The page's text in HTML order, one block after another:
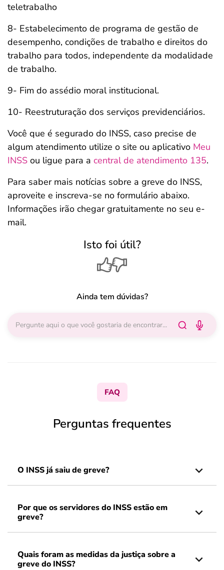
teletrabalho
8- Estabelecimento de programa de gestão de
desempenho, condições de trabalho e direitos do
trabalho para todos, independente da modalidade
de trabalho.
9- Fim do assédio moral institucional.
10- Reestruturação dos serviços previdenciários.
Você que é segurado do INSS, caso precise de
algum atendimento utilize o site ou aplicativo Meu
INSS ou ligue para a central de atendimento 135.
Para saber mais notícias sobre a greve do INSS,
aproveite e inscreva-se no formulário abaixo.
Informações irão chegar gratuitamente no seu e-
mail.
Isto foi útil?
Ainda tem dúvidas?
FAQ
Perguntas frequentes
O INSS já saiu de greve?
Por que os servidores do INSS estão em
greve?
Quais foram as medidas da justiça sobre a
greve do INSS?